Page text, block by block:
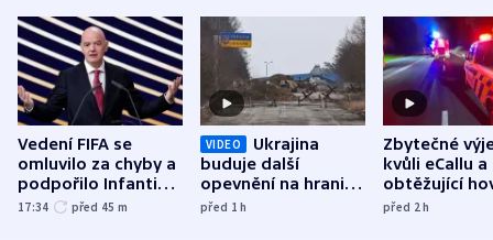
Vedení FIFA se
omluvilo za chyby a
podpořilo Infantina.
UEFA trvá na
17:34 před 45 m
VIDEO
Ukrajina
buduje další
opevnění na hranici
s Běloruskem
před 1h
Zbytečné
kvůli eCallu a
obtěžující
zdržují
před 2h